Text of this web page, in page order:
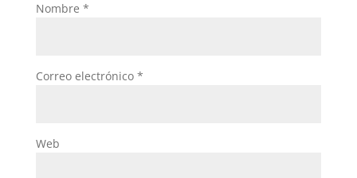
Nombre *
Correo electrónico *
Web